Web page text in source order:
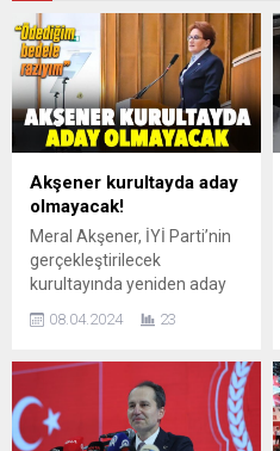
Akşener kurultayda aday
olmayacak!
Meral Akşener, İYİ Parti’nin
gerçekleştirilecek
kurultayında yeniden aday
Parti Genel Başkanı Meral
gerçekleştirilecek
kurultayında
yeniden aday olmayacağını
08.04.2024 23